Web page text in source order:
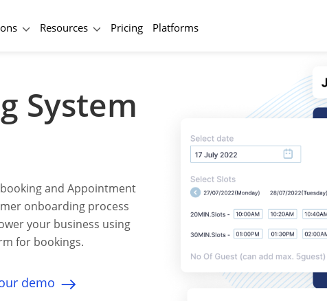
Resources Pricing Platforms
System
and Appointment
onboarding process
your business using
for bookings.
demo